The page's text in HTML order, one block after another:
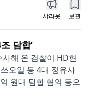
샤라웃 보관
담합’
해 온 검찰이 HD현
오일 등 4대 정유사
원대 담합 혐의 등으